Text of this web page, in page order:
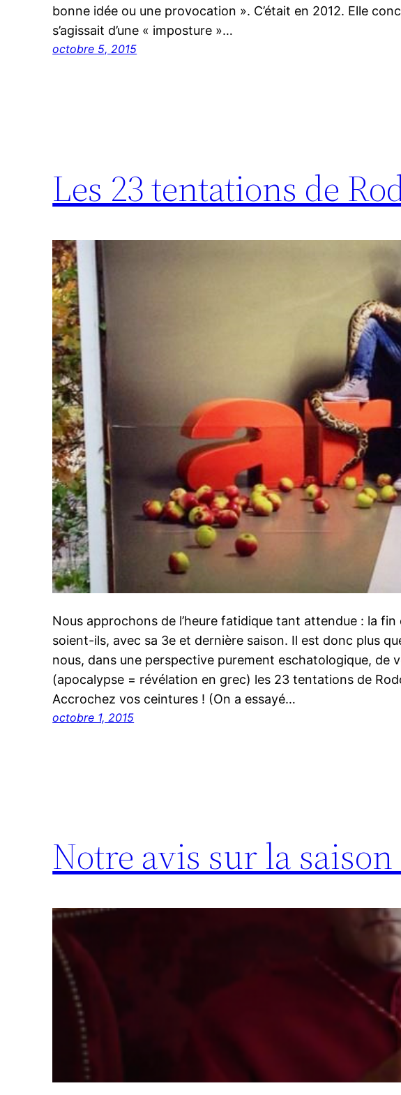
bonne idée ou une provocation ». C’était en 2012. Elle
s’agissait d’une « imposture »…
octobre 5, 2015
Les 23 tentations de
Nous approchons de l’heure fatidique tant attendue : la fin
soient-ils, avec sa 3e et dernière saison. Il est donc plus
nous, dans une perspective purement eschatologique, de
(apocalypse = révélation en grec) les 23 tentations de
Accrochez vos ceintures ! (On a essayé…
octobre 1, 2015
Notre avis sur la